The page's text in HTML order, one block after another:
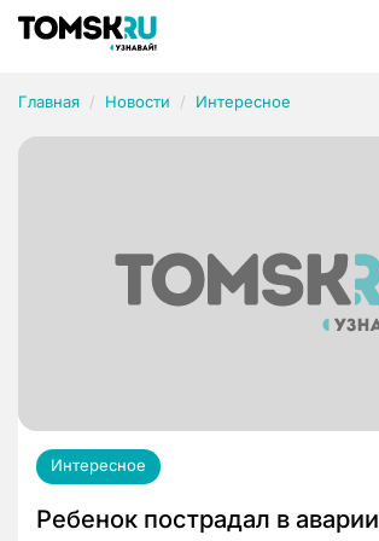
Главная Новости Интересное
Интересное
Ребенок пострадал в аварии